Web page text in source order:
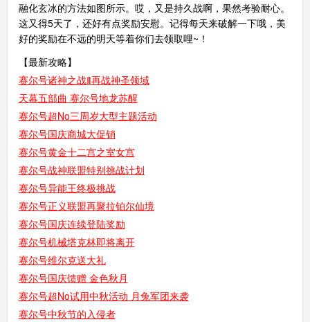
融化玄冰的方法如图所示。哎，又是持久战啊，果然考验耐心。
这又得5天了，还好有点奖励安慰。记得每天来破解一下哦，美
好的奖励在不远的明天等着你们去领取哩~！
【最新攻略】
赛尔号诸神之战Ⅱ再战神圣领域
天幕五部曲 赛尔号地龙苏醒
赛尔号超No三周岁大型主题活动
赛尔号国庆商城大促销
赛尔号黄金十二宫之室女宫
赛尔号战神联盟特别挑战计划
赛尔号异能王终极挑战
赛尔号正义联盟再聚拉铂尔仙境
赛尔号国庆连续登陆奖励
赛尔号机械塔克林即将离开
赛尔号维尔克送大礼
赛尔号国庆馈赠 金色秋月
赛尔号超No试用中秋活动 月兔军团来袭
赛尔号中秋节的入侵者